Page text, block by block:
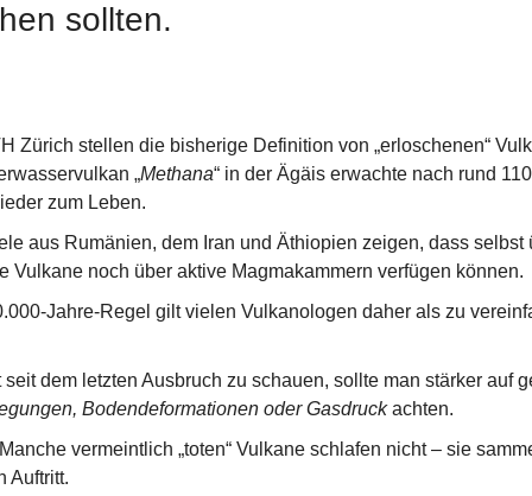
sollten.
Zürich stellen die bisherige Definition von „erloschenen“
„Methana“ in der Ägäis erwachte nach rund
zum Leben.
aus Rumänien, dem Iran und Äthiopien zeigen, dass selbst
Vulkane noch über aktive Magmakammern verfügen können.
Jahre-Regel gilt vielen Vulkanologen daher als zu
seit dem letzten Ausbruch zu schauen, sollte man stärker auf
Bodendeformationen oder Gasdruck achten.
vermeintlich „toten“ Vulkane schlafen nicht – sie
Auftritt.